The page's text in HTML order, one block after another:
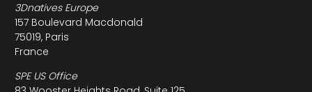
3Dnatives Europe
157 Boulevard Macdonald
75019, Paris
France
SPE US Office